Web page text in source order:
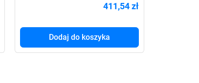
411,54 zł
Dodaj do koszyka